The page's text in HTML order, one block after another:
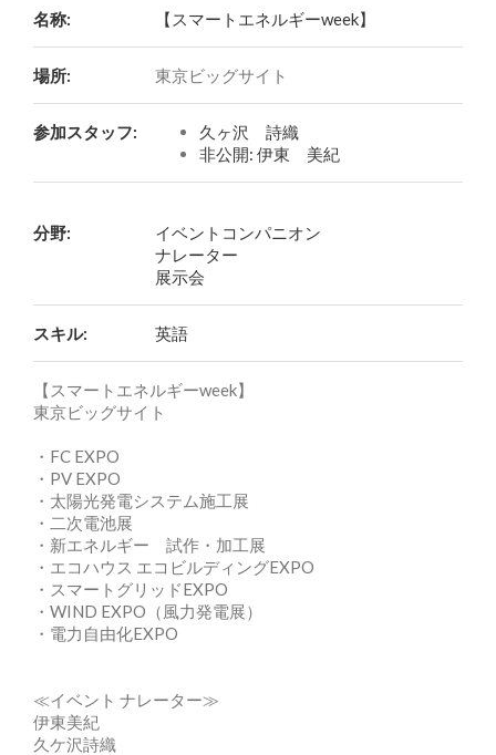
名称: 【スマートエネルギーweek】
場所: 東京ビッグサイト
参加スタッフ:
久ヶ沢 詩織
非公開: 伊東 美紀
分野:
イベントコンパニオン
ナレーター
展示会
スキル: 英語
【スマートエネルギーweek】
東京ビッグサイト
・FC EXPO
・PV EXPO
・太陽光発電システム施工展
・二次電池展
・新エネルギー 試作・加工展
・エコハウス エコビルディングEXPO
・スマートグリッドEXPO
・WIND EXPO（風力発電展）
・電力自由化EXPO
≪イベント ナレーター≫
伊東美紀
久ケ沢詩織